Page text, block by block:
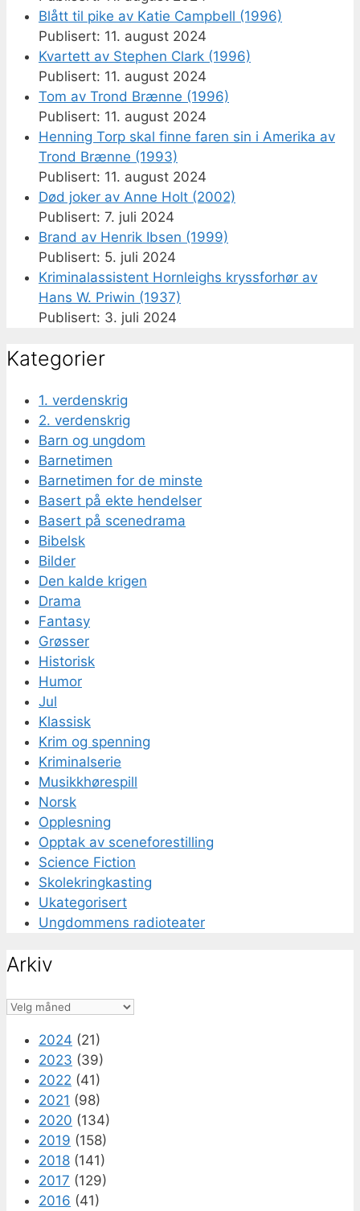
Blått til pike av Katie Campbell (1996)
11. august 2024
Kvartett av Stephen Clark (1996)
11. august 2024
Tom av Trond Brænne (1996)
11. august 2024
Henning Torp skal finne faren sin i Amerika av
Trond Brænne (1993)
11. august 2024
Død joker av Anne Holt (2002)
7. juli 2024
Brand av Henrik Ibsen (1999)
5. juli 2024
Kriminalassistent Hornleighs kryssforhør av
Hans W. Priwin (1937)
3. juli 2024
Kategorier
1. verdenskrig
2. verdenskrig
Barn og ungdom
Barnetimen
Barnetimen for de minste
Basert på ekte hendelser
Basert på scenedrama
Bibelsk
Bilder
Den kalde krigen
Drama
Fantasy
Grøsser
Historisk
Humor
Jul
Klassisk
Krim og spenning
Kriminalserie
Musikkhørespill
Norsk
Opplesning
Opptak av sceneforestilling
Science Fiction
Skolekringkasting
Ukategorisert
Ungdommens radioteater
Arkiv
Arkiv
2024 (21)
2023 (39)
2022 (41)
2021 (98)
2020 (134)
2019 (158)
2018 (141)
2017 (129)
2016 (41)